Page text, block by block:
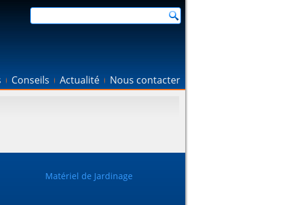
Conseils Actualité Nous contacter
Matériel de Jardinage